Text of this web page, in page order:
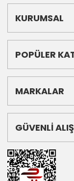
KURUMSAL
POPÜLER
MARKALAR
GÜVENLİ